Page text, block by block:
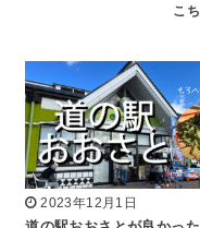
2023年12月1日